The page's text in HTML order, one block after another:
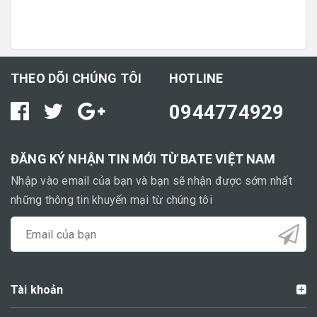
THEO DÕI CHÚNG TÔI HOTLINE
0944774929
ĐĂNG KÝ NHẬN TIN MỚI TỪ BATE VIỆT NAM
Nhập vào email của bạn và bạn sẽ nhận được sớm nhất
những thông tin khuyến mại từ chúng tôi
Tài khoản